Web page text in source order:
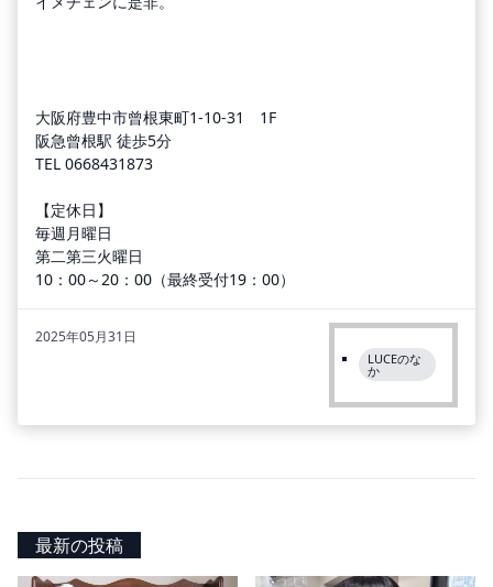
大阪府豊中市曾根東町1-10-31 1F
阪急曾根駅 徒歩5分
TEL 0668431873
【定休日】
毎週月曜日
第二第三火曜日
10：00～20：00（最終受付19：00）
2025年05月31日
LUCEのな
か
最新の投稿